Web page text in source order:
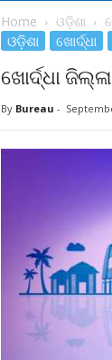
Home ଓଡ଼ିଶା
ଓଡ଼ିଶା ଖୋର୍ଦ୍ଧା
ଖୋର୍ଦ୍ଧା
By Bureau -